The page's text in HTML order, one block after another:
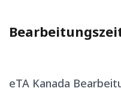
eTA Kanada